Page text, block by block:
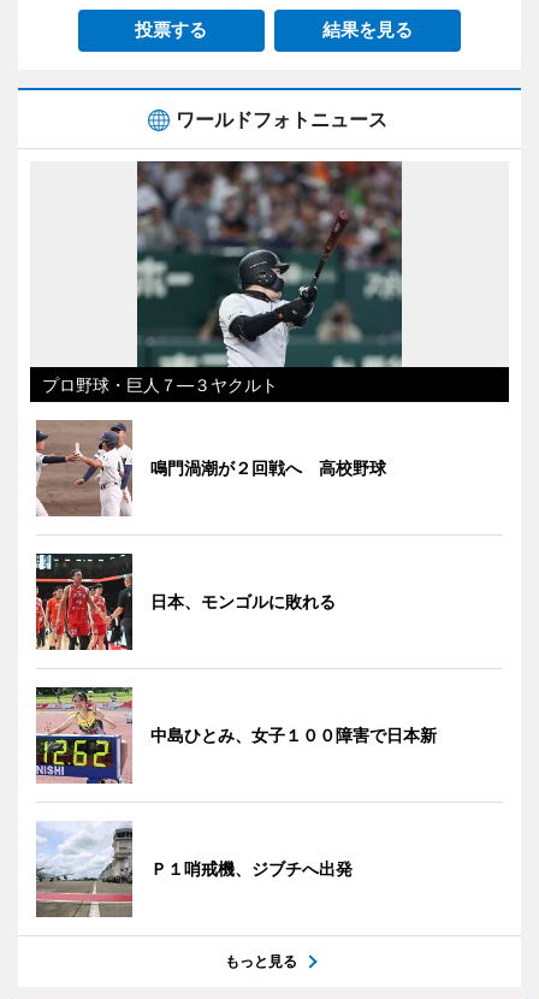
投票する 結果を見る
ワールドフォトニュース
プロ野球・巨人７―３ヤクルト
鳴門渦潮が２回戦へ 高校野球
日本、モンゴルに敗れる
中島ひとみ、女子１００障害で日本新
Ｐ１哨戒機、ジブチへ出発
もっと見る